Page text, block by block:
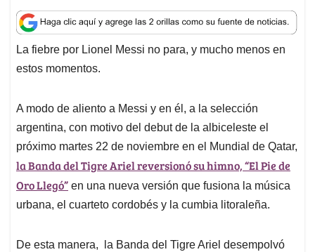
a
t
s
A
p
c
e
b
o
k
n
k
e
n
a
i
l
r
e
a
La fiebre por Lionel Messi no para, y mucho menos en
estos momentos.
A modo de aliento a Messi y en él, a la selección
argentina, con motivo del debut de la albiceleste el
próximo martes 22 de noviembre en el Mundial de Qatar,
la Banda del Tigre Ariel reversionó su himno, “El Pie de
Oro Llegó” en una nueva versión que fusiona la música
urbana, el cuarteto cordobés y la cumbia litoraleña.
De esta manera, la Banda del Tigre Ariel desempolvó